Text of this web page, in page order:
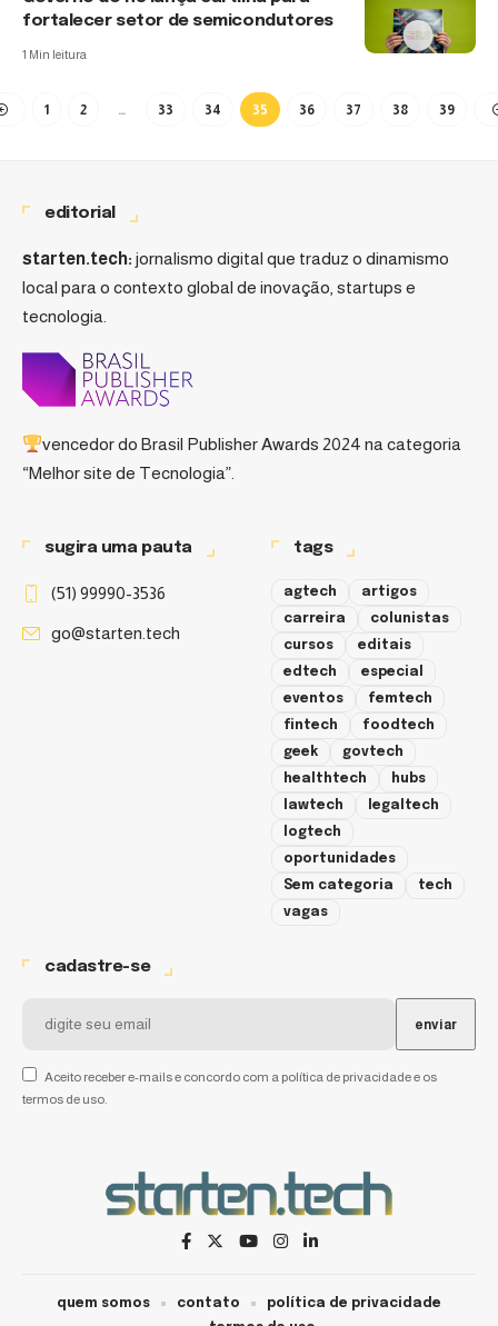
fortalecer setor de semicondutores
1 Min leitura
1 2 … 33 34 35 36 37 38 39
editorial
starten.tech: jornalismo digital que traduz o dinamismo
local para o contexto global de inovação, startups e
tecnologia.
vencedor do Brasil Publisher Awards 2024 na categoria
“Melhor site de Tecnologia”.
sugira uma pauta
(51) 99990-3536
go@starten.tech
tags
agtech
artigos
carreira
colunistas
cursos
editais
edtech
especial
eventos
femtech
fintech
foodtech
geek
govtech
healthtech
hubs
lawtech
legaltech
logtech
oportunidades
Sem categoria
tech
vagas
cadastre-se
Aceito receber e-mails e concordo com a política de privacidade e os
termos de uso.
quem somos contato
política de privacidade